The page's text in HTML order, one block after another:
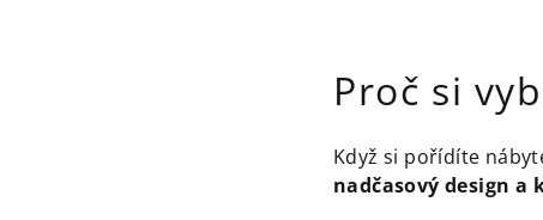
Proč si
Když si pořídíte
nadčasový design a